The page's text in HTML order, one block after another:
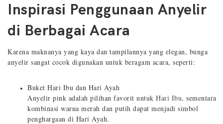
Inspirasi Penggunaan Anyelir
di Berbagai Acara
Karena maknanya yang kaya dan tampilannya yang elegan, bunga
anyelir sangat cocok digunakan untuk beragam acara, seperti:
Buket Hari Ibu dan Hari Ayah
Anyelir pink adalah pilihan favorit untuk Hari Ibu, sementara
kombinasi warna merah dan putih dapat menjadi simbol
penghargaan di Hari Ayah.